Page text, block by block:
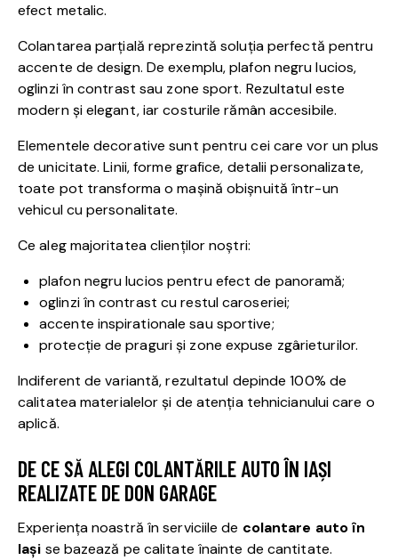
efect metalic.
Colantarea parțială reprezintă soluția perfectă pentru
accente de design. De exemplu, plafon negru lucios,
oglinzi în contrast sau zone sport. Rezultatul este
modern și elegant, iar costurile rămân accesibile.
Elementele decorative sunt pentru cei care vor un plus
de unicitate. Linii, forme grafice, detalii personalizate,
toate pot transforma o mașină obișnuită într-un
vehicul cu personalitate.
Ce aleg majoritatea clienților noștri:
plafon negru lucios pentru efect de panoramă;
oglinzi în contrast cu restul caroseriei;
accente inspirationale sau sportive;
protecție de praguri și zone expuse zgârieturilor.
Indiferent de variantă, rezultatul depinde 100% de
calitatea materialelor și de atenția tehnicianului care o
aplică.
DE CE SĂ ALEGI COLANTĂRILE AUTO ÎN IAȘI
REALIZATE DE DON GARAGE
Experiența noastră în serviciile de colantare auto în
Iași se bazează pe calitate înainte de cantitate.